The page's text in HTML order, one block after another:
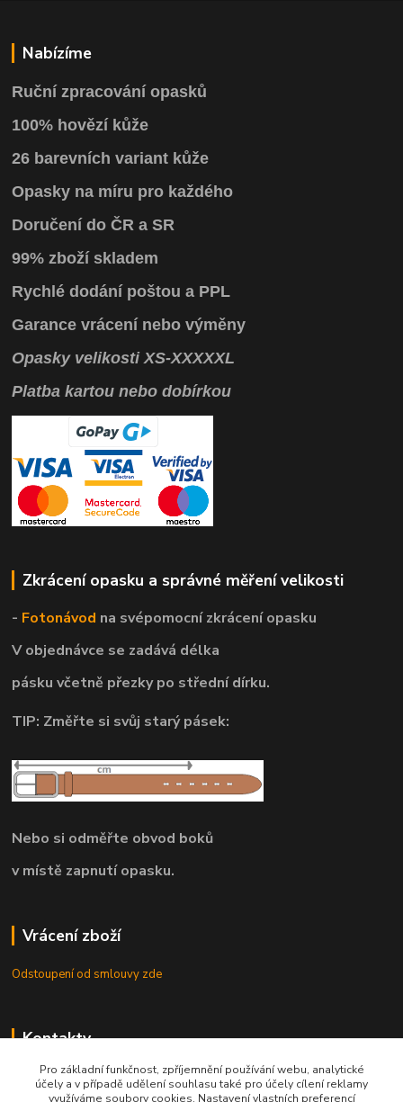
Nabízíme
Ruční zpracování opasků
100% hovězí kůže
26 barevních variant kůže
Opasky na míru pro každého
Doručení do ČR a SR
99% zboží skladem
Rychlé dodání poštou a PPL
Garance vrácenínebo výměny
OpaskyvelikostiXS-XXXXXL
Platba kartou nebo dobírkou
Zkrácení opasku a správné měření velikosti
- Fotonávod na svépomocnízkrácení opasku
V objednávce se zadává délka
pásku včetně přezky po střední dírku.
TIP: Změřte si svůj starý pásek:
Nebo si odměřte obvod boků
v místě zapnutí opasku.
Vrácení zboží
Odstoupení od smlouvy zde
Kontakty
8.00 - 22.00 / info@opasky.biz
Pro základní funkčnost, zpříjemnění používání webu, analytické
účely a v případě udělení souhlasu také pro účely cílení reklamy
využíváme soubory cookies. Nastavení vlastních preferencí